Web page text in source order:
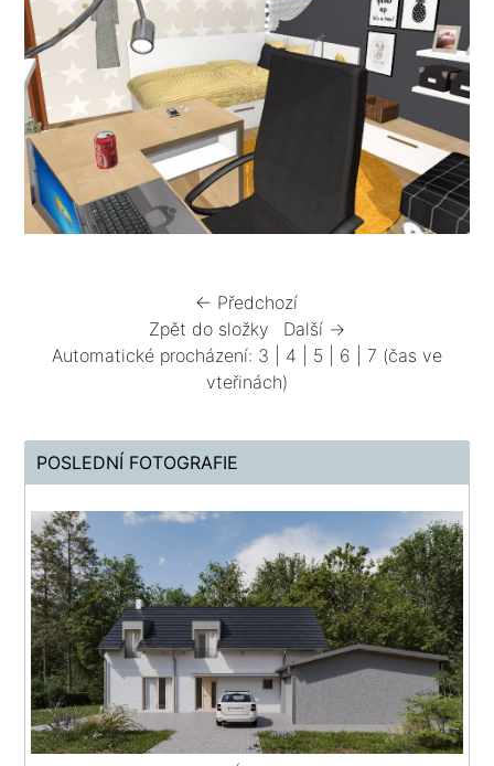
← Předchozí
Zpět do složky
Další →
Automatické procházení: 3 4 5 6 7 (čas ve
vteřinách)
POSLEDNÍ FOTOGRAFIE